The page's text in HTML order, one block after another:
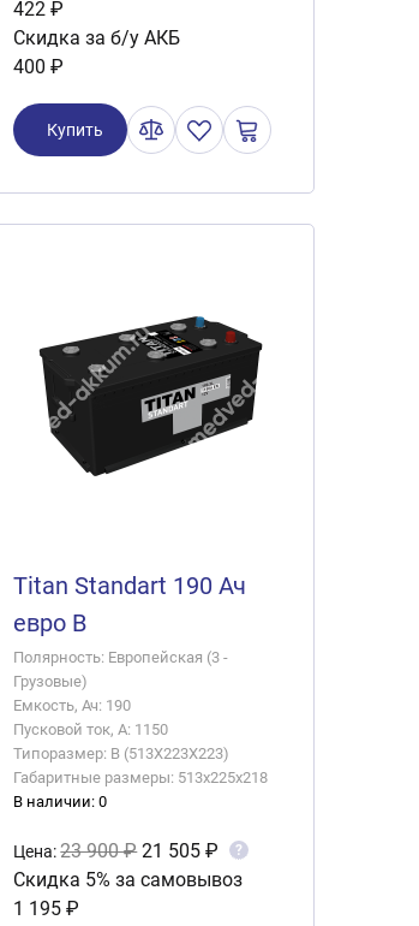
422 ₽
Скидка за б/у АКБ
400 ₽
Купить
Titan Standart 190 Ач
евро B
Полярность: Европейская (3 -
Грузовые)
Емкость, Ач: 190
Пусковой ток, А: 1150
Типоразмер: B (513X223X223)
Габаритные размеры: 513x225x218
В наличии: 0
Цена:23 900 ₽ 21 505 ₽ ?
Скидка 5% за самовывоз
1 195 ₽